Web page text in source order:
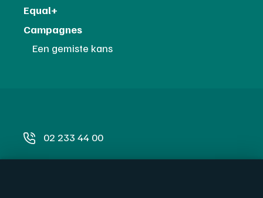
Equal+
Campagnes
Een gemiste kans
02 233 44 00
info@igvm.be